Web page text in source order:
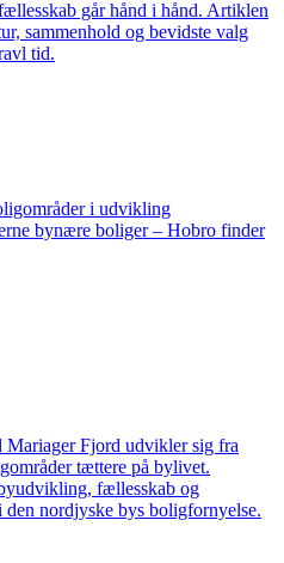
går hånd i hånd. Artiklen
sammenhold og bevidste valg
tid.
i udvikling
bynære boliger – Hobro finder
Fjord udvikler sig fra
tættere på bylivet.
fællesskab og
nordjyske bys boligfornyelse.